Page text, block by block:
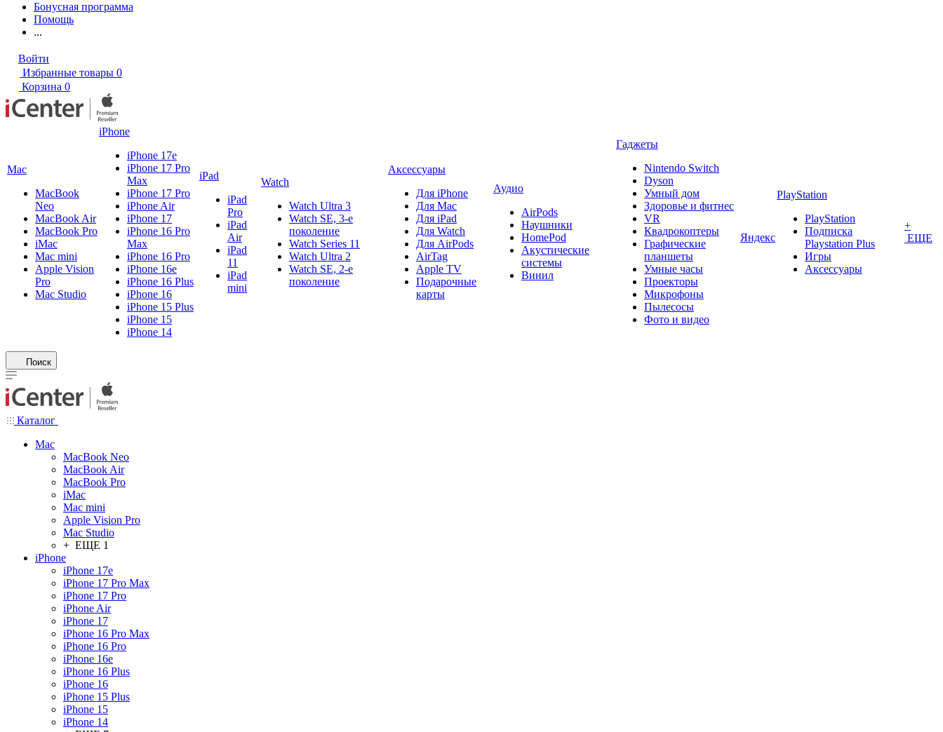
Бонусная программа
Помощь
...
Войти
Избранные товары 0
Корзина 0
Mac
MacBook
Neo
MacBook Air
MacBook Pro
iMac
Mac mini
Apple Vision
Pro
Mac Studio
iPhone
iPhone 17e
iPhone 17 Pro
Max
iPhone 17 Pro
iPhone Air
iPhone 17
iPhone 16 Pro
Max
iPhone 16 Pro
iPhone 16e
iPhone 16 Plus
iPhone 16
iPhone 15 Plus
iPhone 15
iPhone 14
iPad
iPad
Pro
iPad
Air
iPad
11
iPad
mini
Watch
Watch Ultra 3
Watch SE, 3-е
поколение
Watch Series 11
Watch Ultra 2
Watch SE, 2-е
поколение
Аксессуары
Для iPhone
Для Mac
Для iPad
Для Watch
Для AirPods
AirTag
Apple TV
Подарочные
карты
Аудио
AirPods
Наушники
HomePod
Акустические
системы
Винил
Гаджеты
Nintendo Switch
Dyson
Умный дом
Здоровье и фитнес
VR
Квадрокоптеры
Графические
планшеты
Умные часы
Проекторы
Микрофоны
Пылесосы
Фото и видео
Яндекс
PlayStation
PlayStation
Подписка
Playstation Plus
Игры
Аксессуары
+
ЕЩЕ
Поиск
Каталог
Mac
MacBook Neo
MacBook Air
MacBook Pro
iMac
Mac mini
Apple Vision Pro
Mac Studio
+ ЕЩЕ 1
iPhone
iPhone 17e
iPhone 17 Pro Max
iPhone 17 Pro
iPhone Air
iPhone 17
iPhone 16 Pro Max
iPhone 16 Pro
iPhone 16e
iPhone 16 Plus
iPhone 16
iPhone 15 Plus
iPhone 15
iPhone 14